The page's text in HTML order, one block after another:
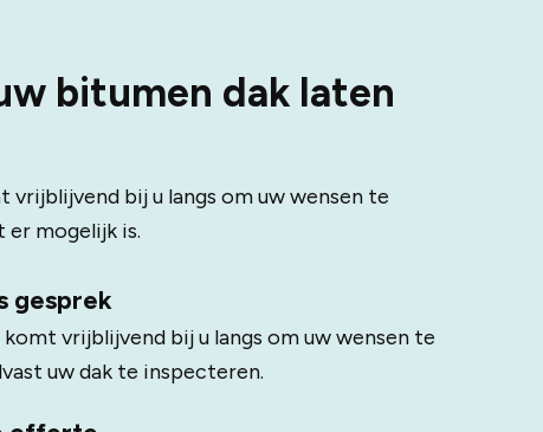
bitumen dak laten
vrijblijvend bij u langs om uw wensen te
er mogelijk is.
gesprek
vrijblijvend bij u langs om uw wensen te
uw dak te inspecteren.